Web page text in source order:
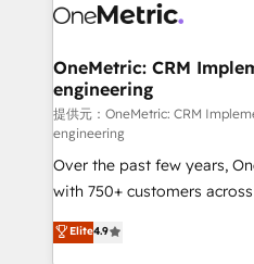
Iberia (Spain & Portugal),
growth. Our
that simplify complexity,
turn innovation into real impact. 🌍
HubSpot Partner since 2012
Award: Best Integration •
projects • Clients in 30+
technology for integrations
English, Spanish, Portuguese &
OneMetric: CRM
engineering
提供元：OneMetric: CRM
engineering
Over the past few years,
with 750+ customers
healthcare, real estate, and
150+ HubSpot-certified
Elite4.9